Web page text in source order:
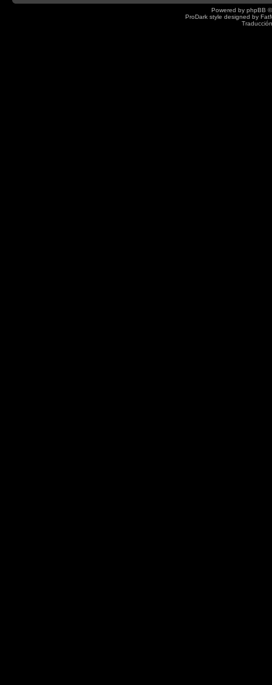
Powered by phpBB
ProDark style designed by